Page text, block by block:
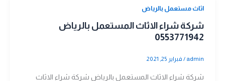
اثاث مستعمل بالرياض
شركة شراء الاثاث المستعمل بالرياض
0553771942
admin
/ فبراير 25, 2021
شركة شراء الاثاث المستعمل بالرياض شركة شراء الاثاث